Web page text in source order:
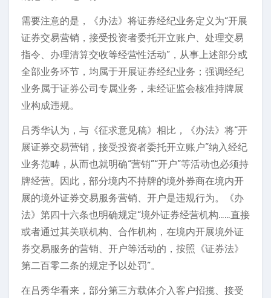
需要注意的是，《办法》将证券经纪业务定义为“开展
证券交易营销，接受投资者委托开立账户、处理交易
指令、办理清算交收等经营性活动”，从事上述部分或
全部业务环节，均属于开展证券经纪业务；强调经纪
业务属于证券公司专属业务，未经证监会核准持牌展
业构成违规。
吕秀华认为，与《征求意见稿》相比，《办法》将“开
展证券交易营销，接受投资者委托开立账户”纳入经纪
业务范畴，从而也就明确“营销”“开户”等活动也必须持
牌经营。因此，部分境内不持牌的境外券商在境内开
展的境外证券交易服务营销、开户是违规行为。《办
法》第四十六条也明确规定“境外证券经营机构……直接
或者通过其关联机构、合作机构，在境内开展境外证
券交易服务的营销、开户等活动的，按照《证券法》
第二百零二条的规定予以处罚”。
在吕秀华看来，部分第三方载体介入客户招揽、接受